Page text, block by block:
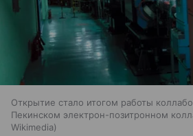
Открытие стало итогом работы
Пекинском электрон-позитронном
Wikimedia